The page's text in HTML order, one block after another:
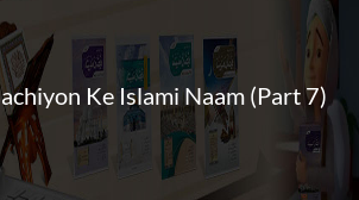
Ke Islami Naam (Part 7)